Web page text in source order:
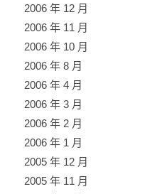
2006 年 12 月
2006 年 11 月
2006 年 10 月
2006 年 8 月
2006 年 4 月
2006 年 3 月
2006 年 2 月
2006 年 1 月
2005 年 12 月
2005 年 11 月